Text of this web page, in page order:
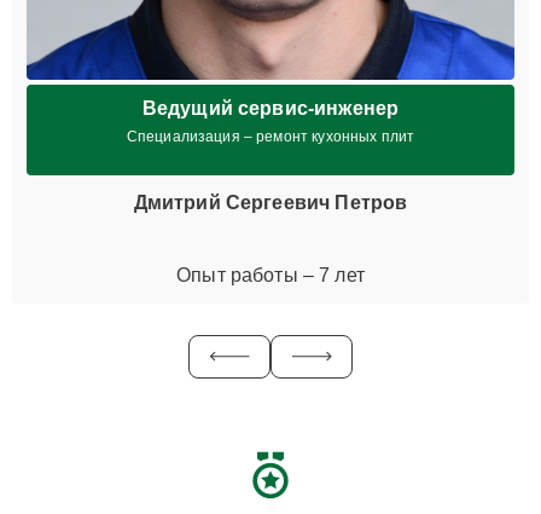
Ведущий сервис-инженер
Специализация – ремонт кухонных плит
Дмитрий Сергеевич Петров
Опыт работы – 7 лет